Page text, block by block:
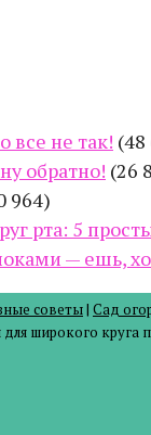
все не так! (48
обратно! (26
964)
рта: 5
— ешь,
советы| Сад
широкого круга